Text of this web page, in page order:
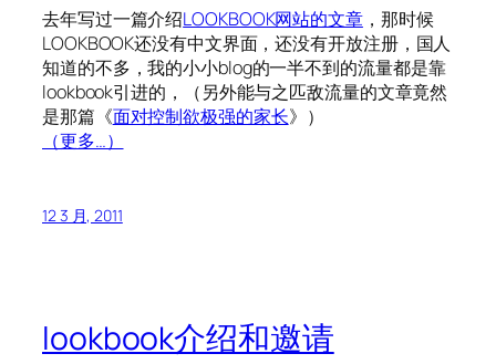
去年写过一篇介绍LOOKBOOK网站的文章，那时候
LOOKBOOK还没有中文界面，还没有开放注册，国人
知道的不多，我的小小blog的一半不到的流量都是靠
lookbook引进的，（另外能与之匹敌流量的文章竟然
是那篇《面对控制欲极强的家长》）
（更多…）
12 3 月, 2011
lookbook介绍和邀请